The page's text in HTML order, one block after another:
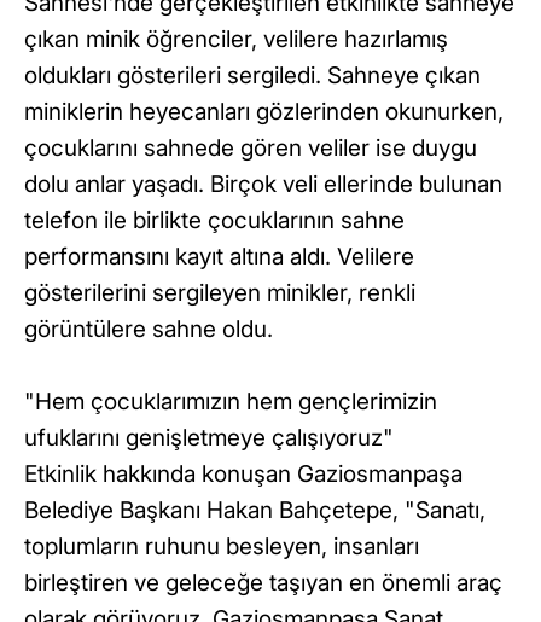
çıkan minik öğrenciler, velilere hazırlamış
oldukları gösterileri sergiledi. Sahneye çıkan
miniklerin heyecanları gözlerinden okunurken,
çocuklarını sahnede gören veliler ise duygu
dolu anlar yaşadı. Birçok veli ellerinde bulunan
telefon ile birlikte çocuklarının sahne
performansını kayıt altına aldı. Velilere
gösterilerini sergileyen minikler, renkli
görüntülere sahne oldu.
"Hem çocuklarımızın hem gençlerimizin
ufuklarını genişletmeye çalışıyoruz"
Etkinlik hakkında konuşan Gaziosmanpaşa
Belediye Başkanı Hakan Bahçetepe, "Sanatı,
toplumların ruhunu besleyen, insanları
birleştiren ve geleceğe taşıyan en önemli araç